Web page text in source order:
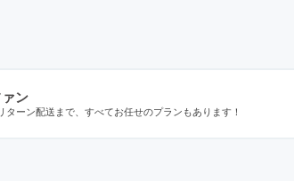
ン
ーン配送まで、すべてお任せのプランもあります！